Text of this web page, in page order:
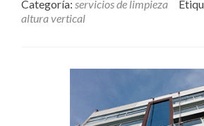
about
vertical
Categoría: servicios de limpieza
altura vertical